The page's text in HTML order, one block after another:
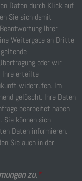
Daten durch Klick auf
Sie sich damit
Ihrer
Weitergabe an Dritte
oder wir
Ihre erteilte
widerrufen. Im
gelöscht. Ihre Daten
bearbeitet haben
Sie können sich
Daten informieren.
Sie auch in der
zu.*